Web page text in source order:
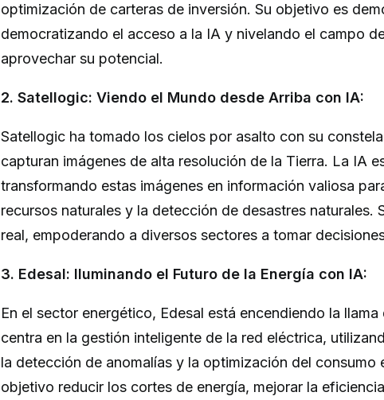
optimización de carteras de inversión. Su objetivo es
democratizando el acceso a la IA y nivelando el campo
aprovechar su potencial.
2. Satellogic: Viendo el Mundo desde Arriba con IA:
Satellogic ha tomado los cielos por asalto con su
capturan imágenes de alta resolución de la Tierra. La IA
transformando estas imágenes en información valiosa
recursos naturales y la detección de desastres
real, empoderando a diversos sectores a tomar
3. Edesal: Iluminando el Futuro de la Energía con IA:
En el sector energético, Edesal está encendiendo la
centra en la gestión inteligente de la red eléctrica,
la detección de anomalías y la optimización del
objetivo reducir los cortes de energía, mejorar la